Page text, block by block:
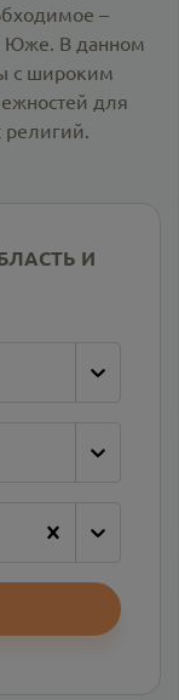
–
Юже. В данном
с широким
для
религий.
И